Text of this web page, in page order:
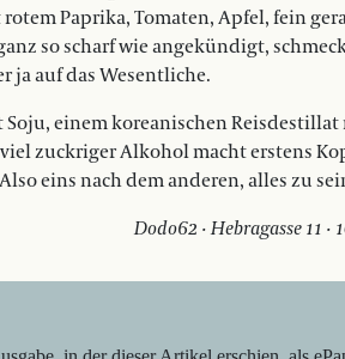
Paprika, Tomaten, Apfel, fein
so scharf wie angekündigt,
ja auf das Wesentliche.
Soju, einem koreanischen
zuckriger Alkohol macht erstens
eins nach dem anderen, alles zu
Dodo62 · Hebragasse 11 ·